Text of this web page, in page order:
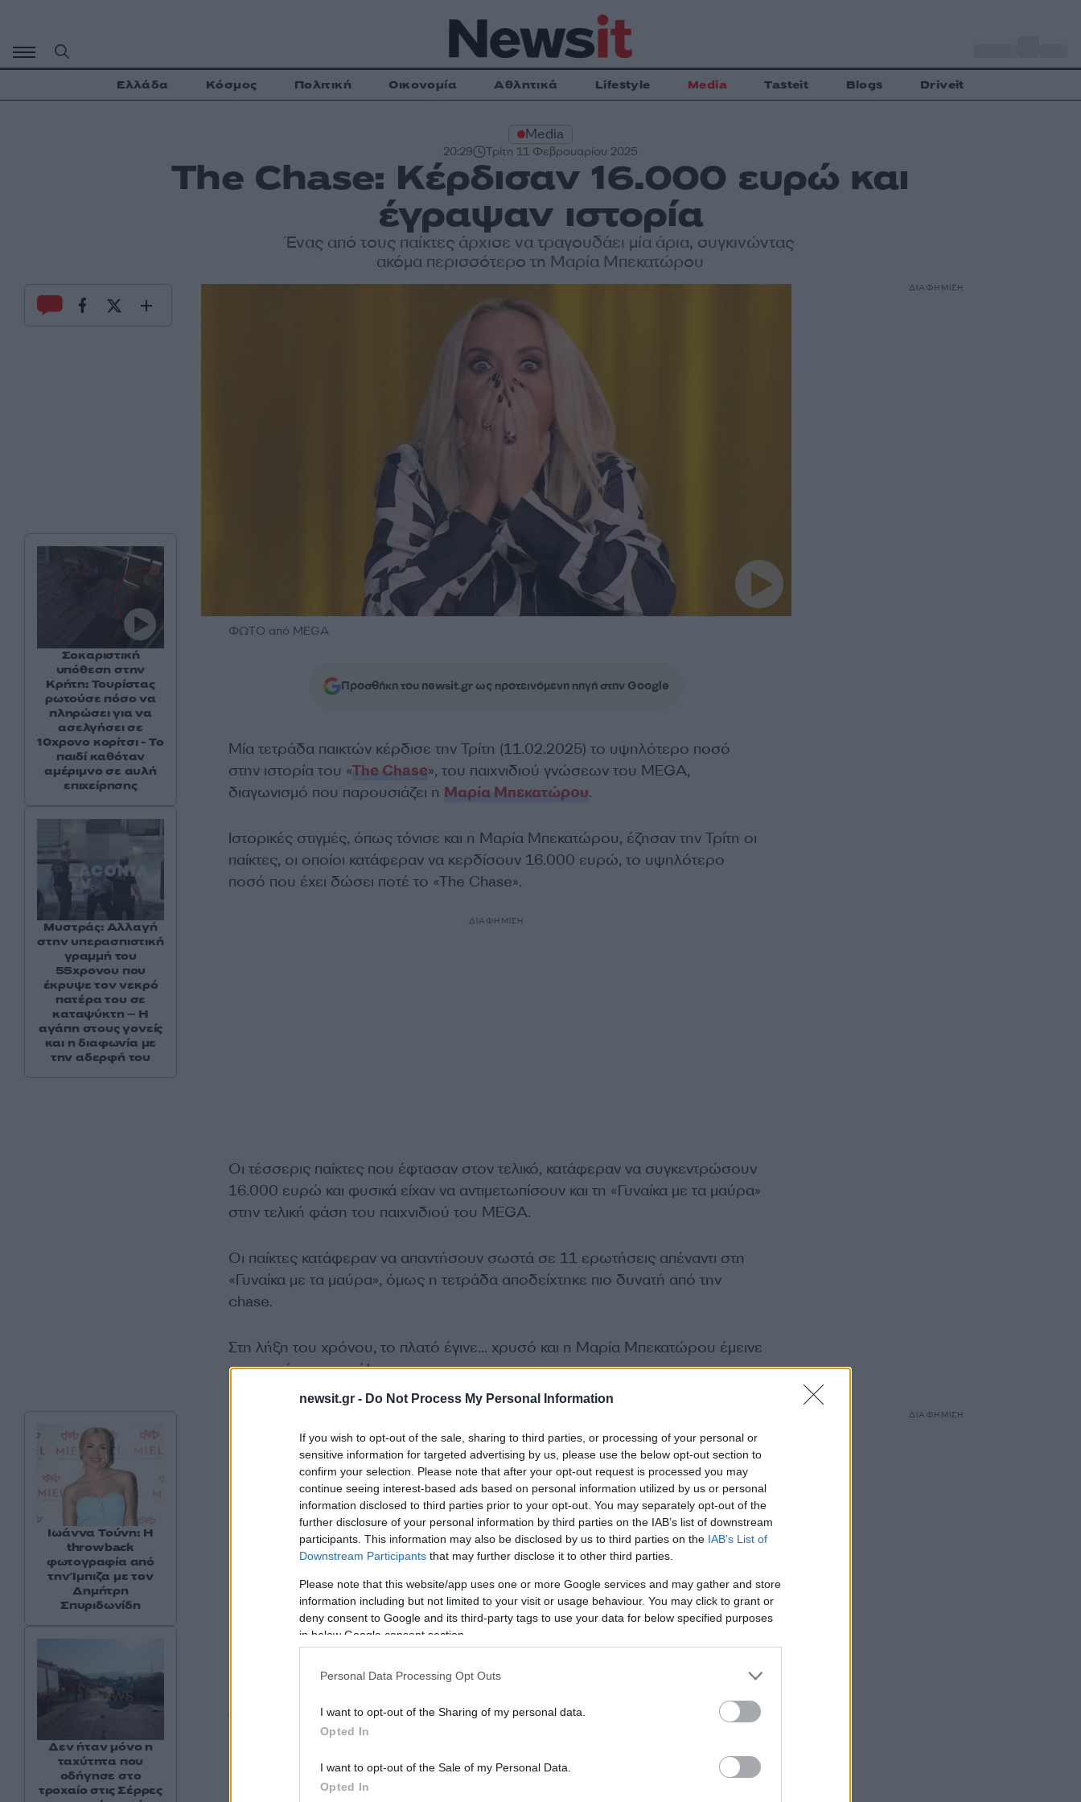
newsit.gr - Do Not Process My Personal Information
If you wish to opt-out of the sale, sharing to third parties, or processing of your personal or
sensitive information for targeted advertising by us, please use the below opt-out section to
confirm your selection. Please note that after your opt-out request is processed you may
continue seeing interest-based ads based on personal information utilized by us or personal
information disclosed to third parties prior to your opt-out. You may separately opt-out of the
further disclosure of your personal information by third parties on the IAB’s list of downstream
participants. This information may also be disclosed by us to third parties on the IAB’s List of
Downstream Participants that may further disclose it to other third parties.
Please note that this website/app uses one or more Google services and may gather and store
information including but not limited to your visit or usage behaviour. You may click to grant or
deny consent to Google and its third-party tags to use your data for below specified purposes
in below Google consent section.
Personal Data Processing Opt Outs
I want to opt-out of the Sharing of my personal data.
Opted In
I want to opt-out of the Sale of my Personal Data.
Opted In
περιεχόμενο
Ελλάδα Κόσμος Πολιτική Οικονομία Αθλητικά Lifestyle Media Tasteit Blogs Driveit
Media
20:29 Τρίτη 11 Φεβρουαρίου 2025
The Chase: Κέρδισαν 16.000 ευρώ και
έγραψαν ιστορία
Ένας από τους παίκτες άρχισε να τραγουδάει μία άρια, συγκινώντας
ακόμα περισσότερο τη Μαρία Μπεκατώρου
ΦΩΤΟ από MEGA
Προσθήκη του newsit.gr ως προτεινόμενη πηγή στην Google
Μία τετράδα παικτών κέρδισε την Τρίτη (11.02.2025) το υψηλότερο ποσό
στην ιστορία του «The Chase», του παιχνιδιού γνώσεων του MEGA,
διαγωνισμό που παρουσιάζει η Μαρία Μπεκατώρου.
Ιστορικές στιγμές, όπως τόνισε και η Μαρία Μπεκατώρου, έζησαν την Τρίτη οι
παίκτες, οι οποίοι κατάφεραν να κερδίσουν 16.000 ευρώ, το υψηλότερο
ποσό που έχει δώσει ποτέ το «The Chase».
ΔΙΑΦΗΜΙΣΗ
Οι τέσσερις παίκτες που έφτασαν στον τελικό, κατάφεραν να συγκεντρώσουν
16.000 ευρώ και φυσικά είχαν να αντιμετωπίσουν και τη «Γυναίκα με τα μαύρα»
στην τελική φάση του παιχνιδιού του MEGA.
Οι παίκτες κατάφεραν να απαντήσουν σωστά σε 11 ερωτήσεις απέναντι στη
«Γυναίκα με τα μαύρα», όμως η τετράδα αποδείχτηκε πιο δυνατή από την
chase.
Στη λήξη του χρόνου, το πλατό έγινε… χρυσό και η Μαρία Μπεκατώρου έμεινε
με το στόμα ανοιχτό!
Τότε ήταν που ο Μαξιμιλιανός, ένας από τους παίκτες άρχισε να τραγουδάει
μία άρια, συγκινώντας ακόμα περισσότερο την παρουσιάστρια.
ΔΙΑΦΗΜΙΣΗ
Σοκαριστική
υπόθεση στην
Κρήτη: Τουρίστας
ρωτούσε πόσο να
πληρώσει για να
ασελγήσει σε
10χρονο κορίτσι - Το
παιδί καθόταν
αμέριμνο σε αυλή
επιχείρησης
Μυστράς: Αλλαγή
στην υπερασπιστική
γραμμή του
55χρονου που
έκρυψε τον νεκρό
πατέρα του σε
καταψύκτη – Η
αγάπη στους γονείς
και η διαφωνία με
την αδερφή του
Ιωάννα Τούνη: Η
throwback
φωτογραφία από
την Ίμπιζα με τον
Δημήτρη
Σπυριδωνίδη
Δεν ήταν μόνο η
ταχύτητα που
οδήγησε στο
τροχαίο στις Σέρρες
ΔΙΑΦΗΜΙΣΗ
ΔΙΑΦΗΜΙΣΗ